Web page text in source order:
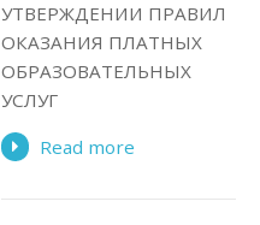
УТВЕРЖДЕНИИ ПРАВИЛ
ОКАЗАНИЯ ПЛАТНЫХ
ОБРАЗОВАТЕЛЬНЫХ
УСЛУГ
Read more